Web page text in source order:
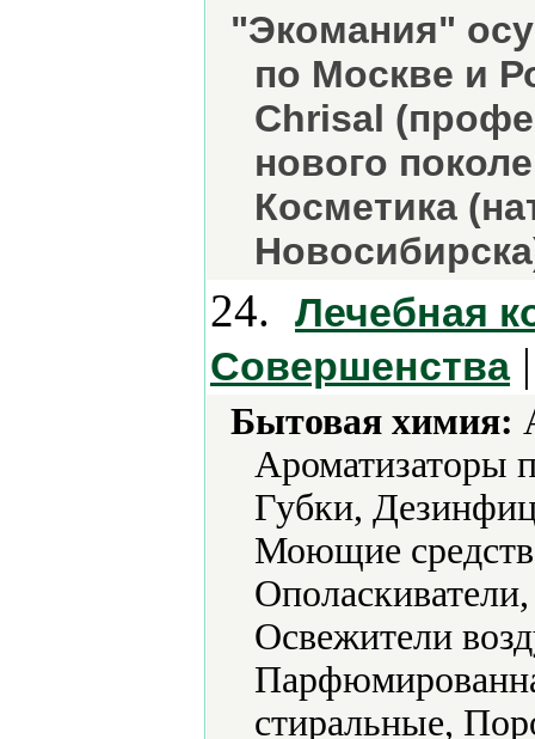
"Экомания"
по Москве и
Chrisal
нового
Косметика
24.
Лечебная
Совершенства|
Бытовая химия:
Ароматизаторы
Губки,
Моющие
Освежители
стиральные,